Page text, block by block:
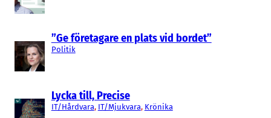
”Ge företagare en plats vid bordet”
Politik
Lycka till, Precise
IT/Hårdvara, IT/Mjukvara, Krönika